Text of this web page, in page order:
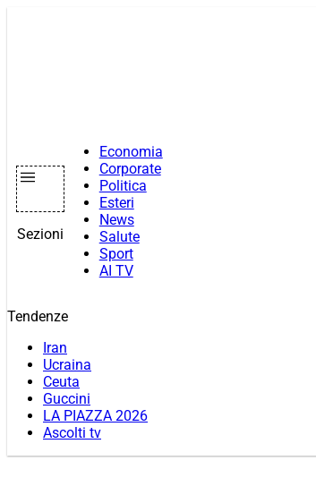
Sezioni
Economia
Corporate
Politica
Esteri
News
Salute
Sport
AI TV
Tendenze
Iran
Ucraina
Ceuta
Guccini
LA PIAZZA 2026
Ascolti tv